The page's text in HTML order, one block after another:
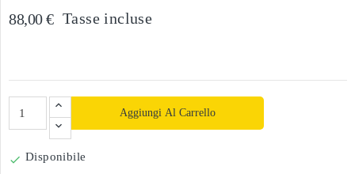
88,00 € Tasse incluse
Aggiungi Al Carrello
 Disponibile